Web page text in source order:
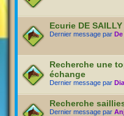
Ecurie DE
Dernier message par
Recherche une
échange
Dernier message par
Recherche
Dernier message par